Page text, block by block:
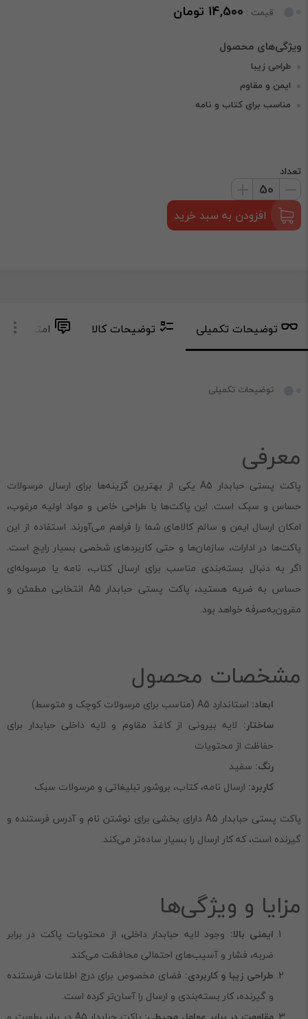
قیمت : 14,500 تومان
طراحی زیبا
ایمن و مقاوم
مناسب برای کتاب و نامه
تعداد
افزودن به سبد خرید
توضیحات تکمیلی توضیحات کالا امتیاز و
توضیحات تکمیلی
معرفی
پاکت پستی حبابدار A5 یکی از بهترین گزینه‌ها برای ارسال مرسولات
حساس و سبک است. این پاکت‌ها با طراحی خاص و مواد اولیه مرغوب،
امکان ارسال ایمن و سالم کالاهای شما را فراهم می‌آورند. استفاده از این
پاکت‌ها در ادارات، سازمان‌ها و حتی کاربردهای شخصی بسیار رایج است.
اگر به دنبال بسته‌بندی مناسب برای ارسال کتاب، نامه یا مرسوله‌ای
حساس به ضربه هستید، پاکت پستی حبابدار A5 انتخابی مطمئن و
مقرون‌به‌صرفه خواهد بود.
مشخصات محصول
ابعاد: استاندارد A5 (مناسب برای مرسولات کوچک و متوسط)
ساختار: لایه بیرونی از کاغذ مقاوم و لایه داخلی حبابدار برای
حفاظت از محتویات
رنگ: سفید
کاربرد: ارسال نامه، کتاب، بروشور تبلیغاتی و مرسولات سبک
پاکت پستی حبابدار A5 دارای بخشی برای نوشتن نام و آدرس فرستنده و
گیرنده است، که کار ارسال را بسیار ساده‌تر می‌کند.
مزایا و ویژگی‌ها
ایمنی بالا: وجود لایه حبابدار داخلی، از محتویات پاکت در برابر
ضربه، فشار و آسیب‌های احتمالی محافظت می‌کند.
طراحی زیبا و کاربردی: فضای مخصوص برای درج اطلاعات فرستنده
و گیرنده، کار بسته‌بندی و ارسال را آسان‌تر کرده است.